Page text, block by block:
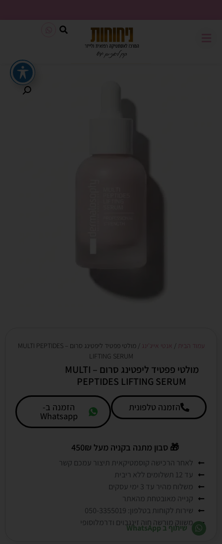
משלוח חינם בכל קנייה מעל 199₪
עמוד הבית / אנטי אייג'ינג
/ מולטי פפטיד ליפטינג סרום – MULTI PEPTIDES
LIFTING SERUM
מולטי פפטיד ליפטינג סרום – MULTI
PEPTIDES LIFTING SERUM
הזמנה טלפונית הזמנה ב-
Whatsapp
🎁 סבון מתנה בקניה מעל 450₪
לאחר הרכישה קוסמטיקאית תיצור עמכם קשר
עד 12 תשלומים ללא ריבית
משלוח מהיר עד 3 ימי עסקים
קנייה מאובטחת מהאתר
שירות לקוחות בטלפון: 050-3355019
משווק מורשה חוה זינגבוים ודרמלוסופי
שיתוף ב WhatsApp